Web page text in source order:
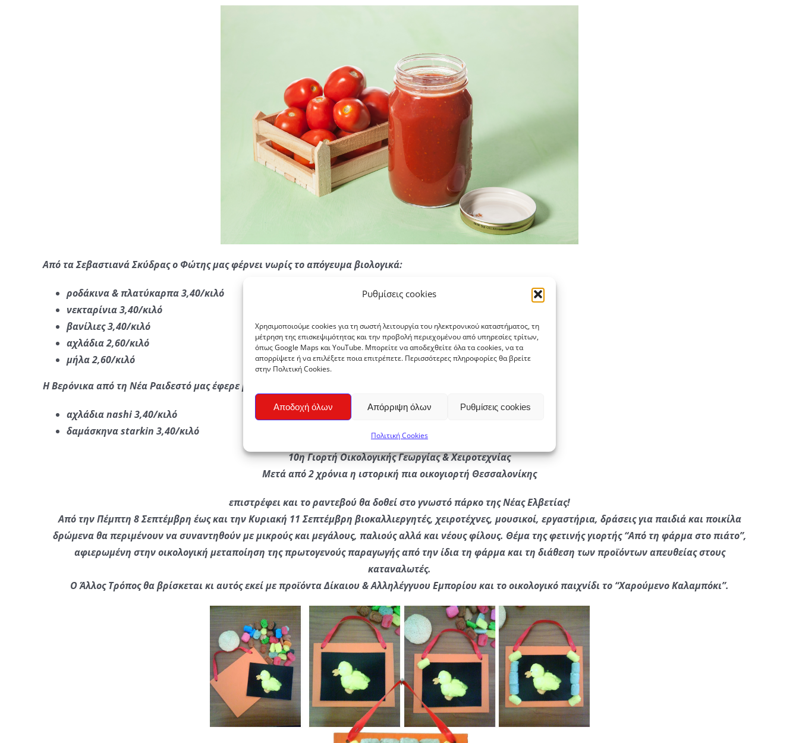
Ρυθμίσεις cookies
Χρησιμοποιούμε cookies για τη σωστή λειτουργία του ηλεκτρονικού καταστήματος, τη
μέτρηση της επισκεψιμότητας και την προβολή περιεχομένου από υπηρεσίες τρίτων,
όπως Google Maps και YouTube. Μπορείτε να αποδεχθείτε όλα τα cookies, να τα
απορρίψετε ή να επιλέξετε ποια επιτρέπετε. Περισσότερες πληροφορίες θα βρείτε
στην Πολιτική Cookies.
Αποδοχή όλων Απόρριψη όλων Ρυθμίσεις cookies
Πολιτική Cookies
Από τα Σεβαστιανά Σκύδρας ο Φώτης μας φέρνει νωρίς το απόγευμα βιολογικά:
ροδάκινα & πλατύκαρπα 3,40/κιλό
νεκταρίνια 3,40/κιλό
βανίλιες 3,40/κιλό
αχλάδια 2,60/κιλό
μήλα 2,60/κιλό
Η Βερόνικα από τη Νέα Ραιδεστό μας έφερε βιολογικά:
αχλάδια nashi 3,40/κιλό
δαμάσκηνα starkin 3,40/κιλό
10η Γιορτή Οικολογικής Γεωργίας & Χειροτεχνίας
Μετά από 2 χρόνια η ιστορική πια οικογιορτή Θεσσαλονίκης
επιστρέφει και το ραντεβού θα δοθεί στο γνωστό πάρκο της Νέας Ελβετίας!
Από την Πέμπτη 8 Σεπτέμβρη έως και την Κυριακή 11 Σεπτέμβρη βιοκαλλιεργητές, χειροτέχνες, μουσικοί, εργαστήρια, δράσεις για παιδιά και ποικίλα
δρώμενα θα περιμένουν να συναντηθούν με μικρούς και μεγάλους, παλιούς αλλά και νέους φίλους. Θέμα της φετινής γιορτής “Από τη φάρμα στο πιάτο”,
αφιερωμένη στην οικολογική μεταποίηση της πρωτογενούς παραγωγής από την ίδια τη φάρμα και τη διάθεση των προϊόντων απευθείας στους
καταναλωτές.
Ο Άλλος Τρόπος θα βρίσκεται κι αυτός εκεί με προϊόντα Δίκαιου & Αλληλέγγυου Εμπορίου και το οικολογικό παιχνίδι το “Χαρούμενο Καλαμπόκι”.